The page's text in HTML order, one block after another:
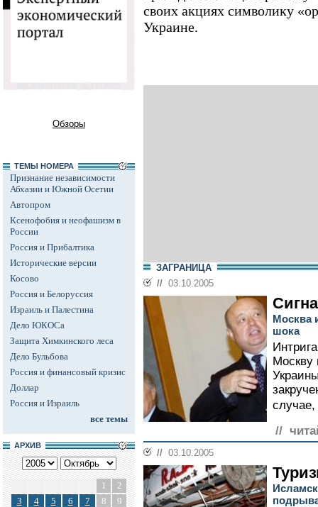
Обзоры
ТЕМЫ НОМЕРА
Признание независимости
Абхазии и Южной Осетии
Автопром
Ксенофобия и неофашизм в
России
Россия и Прибалтика
Исторические версии
Косово
Россия и Белоруссия
Израиль и Палестина
Дело ЮКОСа
Защита Химкинского леса
Дело Бульбова
Россия и финансовый кризис
Доллар
Россия и Израиль
все темы
АРХИВ
1
2
3
4 5 6 7 8
9
своих акциях символику
Украине.
ЗАГРАНИЦА
// 03.10.2005
Москва
шока
Москву
//
// 03.10.2005